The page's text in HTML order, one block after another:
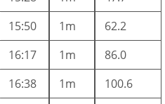
15:50 1m
62.2
16:17 1m
86.0
16:38 1m
100.6